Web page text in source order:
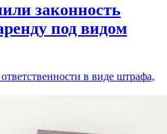
законность
под видом
в виде штрафа,